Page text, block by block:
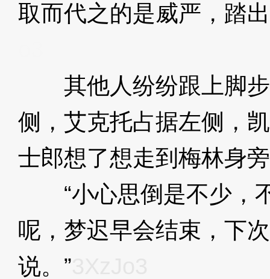
取而代之的是威严，踏
其他人纷纷跟上脚步
侧，艾克托占据左侧，
士郎想了想走到梅林身
“小心思倒是不少，
呢，梦迟早会结束，下
说。”